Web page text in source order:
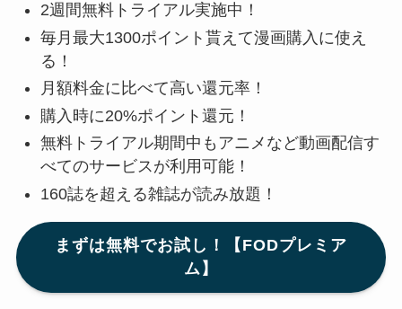
2週間無料トライアル実施中！
毎月最大1300ポイント貰えて漫画購入に使え
る！
月額料金に比べて高い還元率！
購入時に20%ポイント還元！
無料トライアル期間中もアニメなど動画配信す
べてのサービスが利用可能！
160誌を超える雑誌が読み放題！
まずは無料でお試し！【FODプレミア
ム】